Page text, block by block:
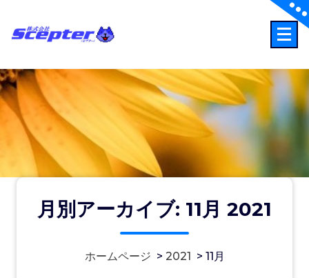
ツ
へ
ス
キ
月別アーカイブ: 11月 2021
ホームページ > 2021 > 11月
ISO 9001 認証 をHPにアップしまし